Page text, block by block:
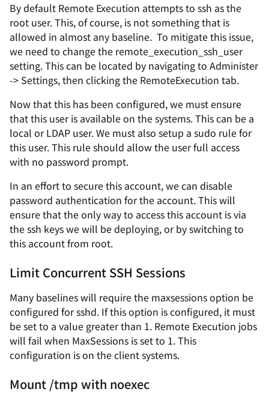
By default Remote Execution attempts to ssh as the
root user. This, of course, is not something that is
allowed in almost any baseline. To mitigate this issue,
we need to change the remote_execution_ssh_user
setting. This can be located by navigating to Administer
-> Settings, then clicking the RemoteExecution tab.
Now that this has been configured, we must ensure
that this user is available on the systems. This can be a
local or LDAP user. We must also setup a sudo rule for
this user. This rule should allow the user full access
with no password prompt.
In an effort to secure this account, we can disable
password authentication for the account. This will
ensure that the only way to access this account is via
the ssh keys we will be deploying, or by switching to
this account from root.
Limit Concurrent SSH Sessions
Many baselines will require the maxsessions option be
configured for sshd. If this option is configured, it must
be set to a value greater than 1. Remote Execution jobs
will fail when MaxSessions is set to 1. This
configuration is on the client systems.
Mount /tmp with noexec